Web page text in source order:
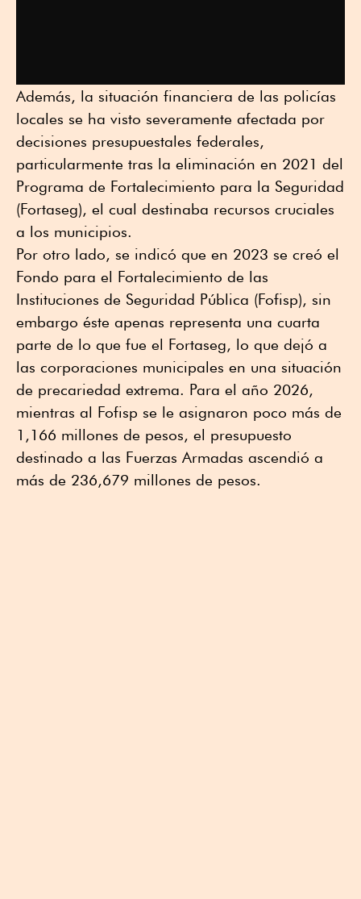
Además, la situación financiera de las policías
locales se ha visto severamente afectada por
decisiones presupuestales federales,
particularmente tras la eliminación en 2021 del
Programa de Fortalecimiento para la Seguridad
(Fortaseg), el cual destinaba recursos cruciales
a los municipios.
Por otro lado, se indicó que en 2023 se creó el
Fondo para el Fortalecimiento de las
Instituciones de Seguridad Pública (Fofisp), sin
embargo éste apenas representa una cuarta
parte de lo que fue el Fortaseg, lo que dejó a
las corporaciones municipales en una situación
de precariedad extrema. Para el año 2026,
mientras al Fofisp se le asignaron poco más de
1,166 millones de pesos, el presupuesto
destinado a las Fuerzas Armadas ascendió a
más de 236,679 millones de pesos.